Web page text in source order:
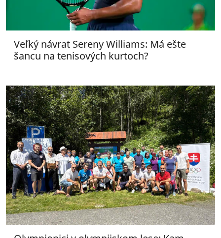
Veľký návrat Sereny Williams: Má ešte
šancu na tenisových kurtoch?